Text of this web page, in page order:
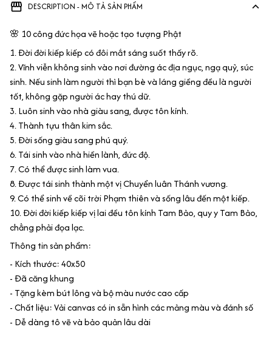
DESCRIPTION - MÔ TẢ SẢN PHẨM
🌸 10 công đức họa vẽ hoặc tạo tượng Phật
1. Đời đời kiếp kiếp có đôi mắt sáng suốt thấy rõ.
2. Vĩnh viễn không sinh vào nơi đường ác địa ngục, ngạ quỷ, súc
sinh. Nếu sinh làm người thì bạn bè và láng giềng đều là người
tốt, không gặp người ác hay thú dữ.
3. Luôn sinh vào nhà giàu sang, được tôn kính.
4. Thành tựu thân kim sắc.
5. Đời sống giàu sang phú quý.
6. Tái sinh vào nhà hiền lành, đức độ.
7. Có thể được sinh làm vua.
8. Được tái sinh thành một vị Chuyển luân Thánh vương.
9. Có thể sinh về cõi trời Phạm thiên và sống lâu đến một kiếp.
10. Đời đời kiếp kiếp vị lai đều tôn kính Tam Bảo, quy y Tam Bảo,
chẳng phải đọa lạc.
Thông tin sản phẩm:
- Kích thước: 40x50
- Đã căng khung
- Tặng kèm bút lông và bộ màu nước cao cấp
- Chất liệu: Vải canvas có in sẵn hình các mảng màu và đánh số
- Dễ dàng tô vẽ và bảo quản lâu dài